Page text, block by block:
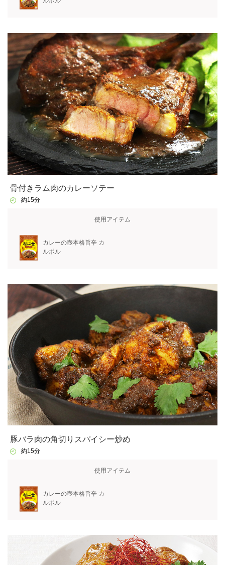
骨付きラム肉のカレーソテー
約15分
使用アイテム
カレーの壺本格旨辛 カ
ルポル
豚バラ肉の角切りスパイシー炒め
約15分
使用アイテム
カレーの壺本格旨辛 カ
ルポル